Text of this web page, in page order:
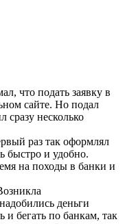
что подать заявку в
сайте. Но подал
сразу несколько
раз так оформлял
быстро и удобно.
на походы в банки и
деньги
и бегать по банкам, так